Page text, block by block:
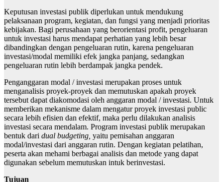
Keputusan investasi publik diperlukan untuk mendukung
pelaksanaan program, kegiatan, dan fungsi yang menjadi prioritas
kebijakan. Bagi perusahaan yang berorientasi profit, pengeluaran
untuk investasi harus mendapat perhatian yang lebih besar
dibandingkan dengan pengeluaran rutin, karena pengeluaran
investasi/modal memiliki efek jangka panjang, sedangkan
pengeluaran rutin lebih berdampak jangka pendek.
Penganggaran modal / investasi merupakan proses untuk
menganalisis proyek-proyek dan memutuskan apakah proyek
tersebut dapat diakomodasi oleh anggaran modal / investasi. Untuk
memberikan mekanisme dalam mengatur proyek investasi public
secara lebih efisien dan efektif, maka perlu dilakukan analisis
investasi secara mendalam. Program investasi publik merupakan
bentuk dari dual budgeting, yaitu pemisahan anggaran
modal/investasi dari anggaran rutin. Dengan kegiatan pelatihan,
peserta akan mehami berbagai analisis dan metode yang dapat
digunakan sebelum memutuskan intuk berinvestasi.
Tujuan